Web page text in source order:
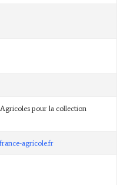
pour la collection
agricole.fr